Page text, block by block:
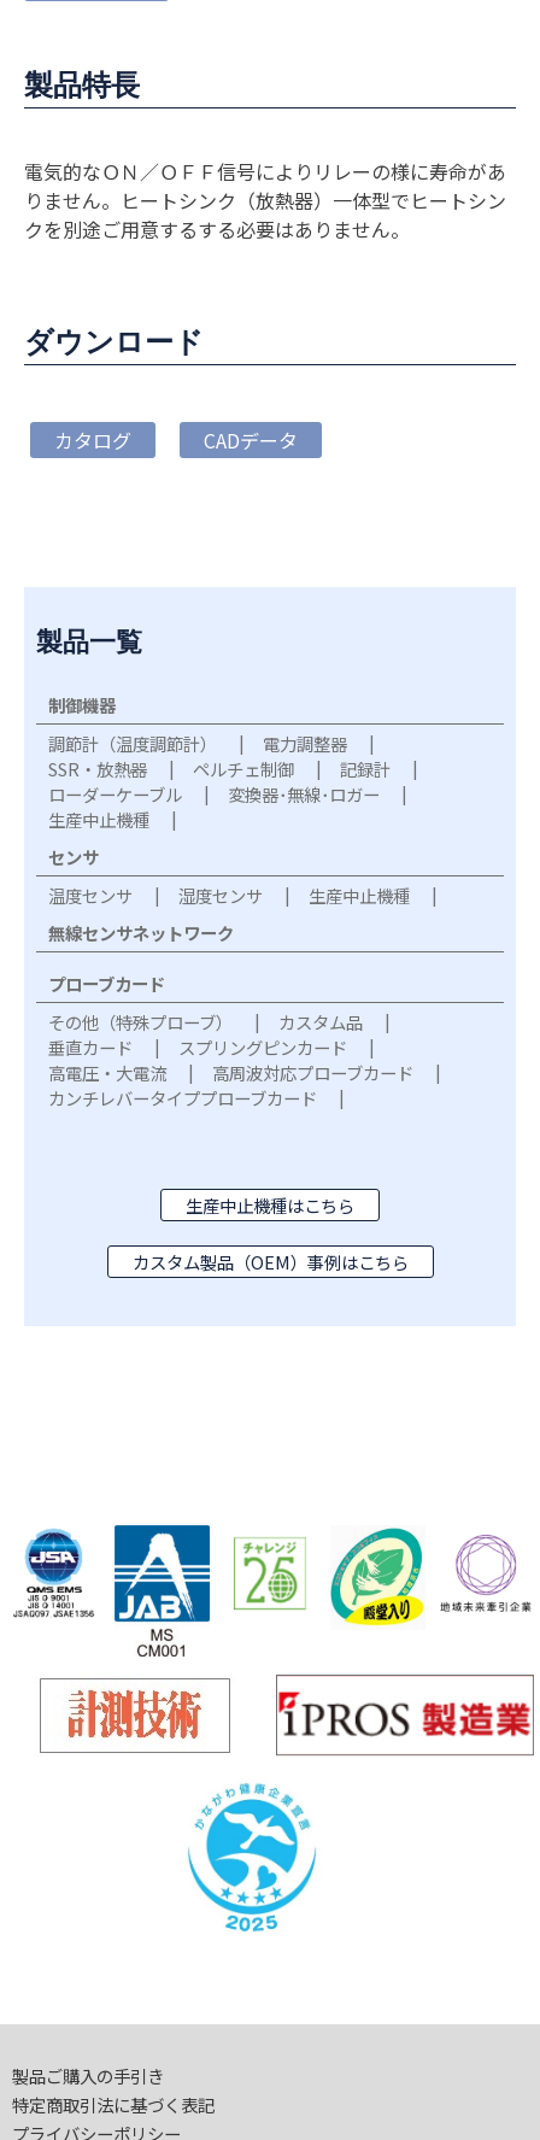
製品特長
電気的なＯＮ／ＯＦＦ信号によりリレーの様に寿命があ
りません。ヒートシンク（放熱器）一体型でヒートシン
クを別途ご用意するする必要はありません。
ダウンロード
カタログ CADデータ
製品一覧
制御機器
調節計（温度調節計）
電力調整器
SSR・放熱器
ペルチェ制御
記録計
ローダーケーブル
変換器･無線･ロガー
生産中止機種
センサ
温度センサ
湿度センサ
生産中止機種
無線センサネットワーク
プローブカード
その他（特殊プローブ）
カスタム品
垂直カード
スプリングピンカード
高電圧・大電流
高周波対応プローブカード
カンチレバータイププローブカード
生産中止機種はこちら
カスタム製品（OEM）事例はこちら
製品ご購入の手引き
特定商取引法に基づく表記
プライバシーポリシー